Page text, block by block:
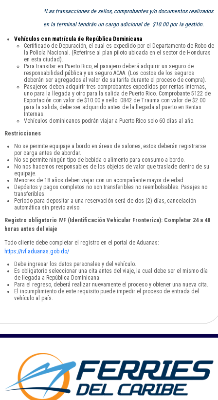
*Las transacciones de sellos, comprobantes y/o documentos realizados
en la terminal tendrán un cargo adicional de $10.00 por la gestión.
Vehículos con matrícula de República Dominicana
Certificado de Depuración, el cual es expedido por el Departamento de Robo de
la Policía Nacional. (Referirse al plan piloto ubicada en el sector de Honduras
en esta ciudad).
Para transitar en Puerto Rico, el pasajero deberá adquirir un seguro de
responsabilidad pública y un seguro ACAA. (Los costos de los seguros
deberán ser agregados al valor de su tarifa durante el proceso de compra).
Pasajeros deben adquirir tres comprobantes expedidos por rentas internas,
uno para la llegada y otro para la salida de Puerto Rico. Comprobante 5122 de
Exportación con valor de $10.00 y sello 0842 de Trauma con valor de $2.00
para la salida, debe ser adquirido antes de la llegada al puerto en Rentas
Internas.
Vehículos dominicanos podrán viajar a Puerto Rico solo 60 días al año.
Restricciones
No se permite equipaje a bordo en áreas de salones, estos deberán registrarse
por carga antes de abordar.
No se permite ningún tipo de bebida o alimento para consumo a bordo.
No nos hacemos responsables de los objetos de valor que traslade dentro de su
equipaje.
Menores de 18 años deben viajar con un acompañante mayor de edad.
Depósitos y pagos completos no son transferibles no reembolsables. Pasajes no
transferibles.
Periodo para depositar a una reservación será de dos (2) días, cancelación
automática sin previo aviso.
Registro obligatorio IVF (Identificación Vehicular Fronteriza): Completar 24 a 48
horas antes del viaje
Todo cliente debe completar el registro en el portal de Aduanas:
https://ivf.aduanas.gob.do/
Debe ingresar los datos personales y del vehículo.
Es obligatorio seleccionar una cita antes del viaje, la cual debe ser el mismo día
de llegada a República Dominicana.
Para el regreso, deberá realizar nuevamente el proceso y obtener una nueva cita.
El incumplimiento de este requisito puede impedir el proceso de entrada del
vehículo al país.